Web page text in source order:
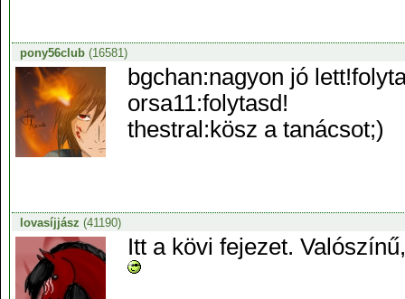
pony56club(16581)
bgchan:nagyon jó
orsa11:folytasd!
thestral:kösz a tanácsot;)
lovasíjjász (41190)
Itt a kövi fejezet.